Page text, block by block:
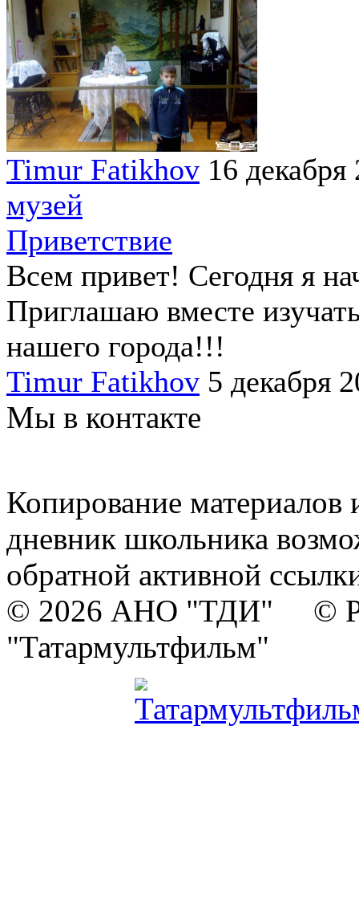
Timur Fatikhov 16 декабря
музей
Приветствие
Всем привет! Сегодня я
Приглашаю вместе
нашего города!!!
Timur Fatikhov 5 декабря
Мы в контакте
Копирование материалов
дневник школьника
обратной активной
© 2026 АНО "ТДИ" ©
"Татармультфильм"